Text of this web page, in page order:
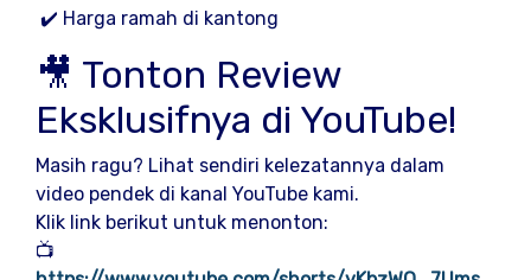
✔️ Harga ramah di kantong
🎥 Tonton Review
Eksklusifnya di YouTube!
Masih ragu? Lihat sendiri kelezatannya dalam
video pendek di kanal YouTube kami.
Klik link berikut untuk menonton:
📺